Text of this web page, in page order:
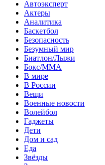
Автоэксперт
Актеры
Аналитика
Баскетбол
Безопасность
Безумный мир
Биатлон/Лыжи
Бокс/MMA
В мире
В России
Вещи
Военные новости
Волейбол
Гаджеты
Дети
Дом и сад
Еда
Звёзды